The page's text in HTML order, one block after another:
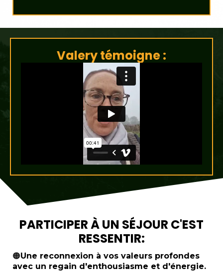
Valery témoigne :
PARTICIPER À UN SÉJOUR C'EST
RESSENTIR:
🟠Une reconnexion à vos valeurs profondes
avec un regain d'enthousiasme et d'énergie.